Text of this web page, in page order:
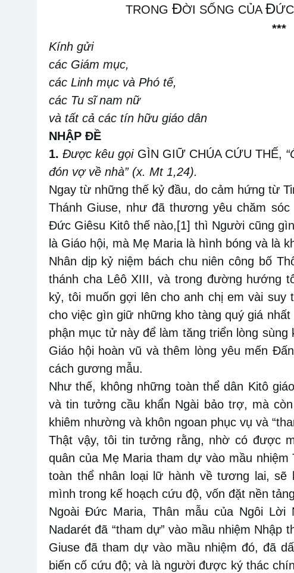
TRONG ĐỜI SỐNG CỦA Đ
***
Kính gửi
các Giám mục,
các Linh mục và Phó tế,
các Tu sĩ nam nữ
và tất cả các tín hữu giáo dân
NHẬP ĐỀ
1. Được kêu gọiGÌN GIỮ CHÚA CỨU THẾ,
đón vợ về nhà” (x. Mt 1,24).
Ngay từ những thế kỷ đầu, do cảm hứng từ
Thánh Giuse, như đã thương yêu chăm
Đức Giêsu Kitô thế nào, [1] thì Người cũng
là Giáo hội, mà Mẹ Maria là hình bóng và là
Nhân dịp kỷ niệm bách chu niên công bố
thánh cha Lêô XIII, và trong đường hướng
kỷ, tôi muốn gợi lên cho anh chị em vài
cho việc gìn giữ những kho tàng quý giá nhất
phận mục tử này để làm tăng triển lòng
Giáo hội hoàn vũ và thêm lòng yêu mến
cách gương mẫu.
Như thế, không những toàn thể dân Kitô
và tin tưởng cầu khẩn Ngài bảo trợ, mà
khiêm nhường và khôn ngoan phục vụ và
Thật vậy, tôi tin tưởng rằng, nhờ có được
quân của Mẹ Maria tham dự vào mầu
toàn thể nhân loại lữ hành về tương lai,
mình trong kế hoạch cứu độ, vốn đặt nền
Ngoài Đức Maria, Thân mẫu của Ngôi Lời
Nadarét đã “tham dự” vào mầu nhiệm Nhập
Giuse đã tham dự vào mầu nhiệm đó, đã
biến cố cứu độ; và là người được ký thác